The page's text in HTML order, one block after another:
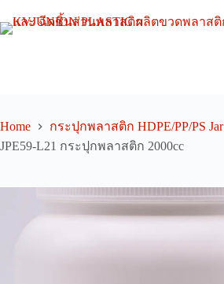
to
content
Home
กระปุกพลาสติก HDPE/PP/PS Jar
JPE59-L21 กระปุกพลาสติก 2000cc